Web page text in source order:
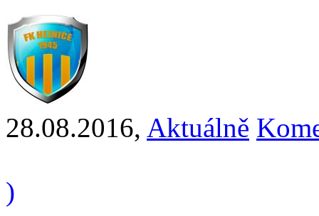
28.08.2016, Aktuálně
)